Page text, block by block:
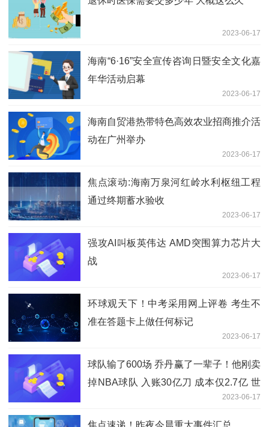
2023-06-17
海南“6·16”安全宣传咨询日暨安全文化嘉
年华活动启幕
2023-06-17
海南自贸港热带特色高效农业招商推介活
动在广州举办
2023-06-17
焦点滚动:海南万泉河红岭水利枢纽工程
通过终期蓄水验收
2023-06-17
强攻AI叫板英伟达 AMD突围算力芯片大
战
2023-06-17
环球观天下！中考采用网上评卷 考生不
准在答题卡上做任何标记
2023-06-17
球队输了600场 乔丹赢了一辈子！他刚卖
掉NBA球队 入账30亿刀 成本仅2.7亿 世
2023-06-17
焦点速递！昨夜今晨重大事件汇总